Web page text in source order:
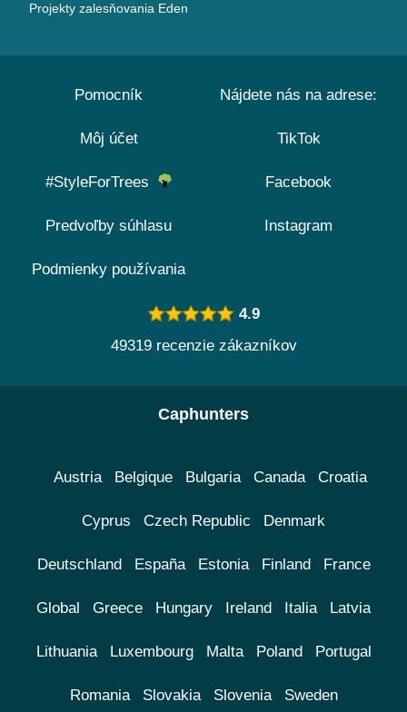
Projekty zalesňovania Eden
Pomocník
Môj účet
#StyleForTrees
Predvoľby súhlasu
Podmienky používania
Nájdete nás na adrese:
TikTok
Facebook
Instagram
4.9
49319 recenzie zákazníkov
Caphunters
Austria Belgique Bulgaria Canada Croatia
Cyprus Czech Republic Denmark
Deutschland España Estonia Finland France
Global Greece Hungary Ireland Italia Latvia
Lithuania Luxembourg Malta Poland Portugal
Romania Slovakia Slovenia Sweden